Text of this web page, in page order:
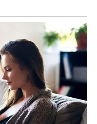
u period velikih
priznanje, stabilan
sna ili konačna
korak po korak. Ono
da se uspeh sada ne
da ste na pravom
i iskustvom koje niko